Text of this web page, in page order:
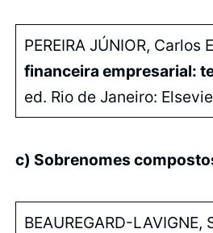
PEREIRA JÚNIOR, Carlos
financeira empresarial:
ed. Rio de Janeiro:
c) Sobrenomes
BEAUREGARD-LAVIGNE,